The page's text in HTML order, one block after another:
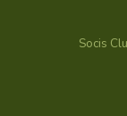
Socis